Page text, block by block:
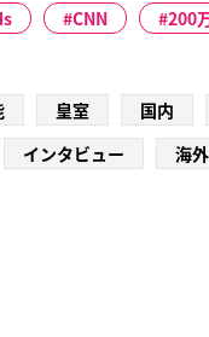
CNN 200
皇室 国内
インタビュー 海